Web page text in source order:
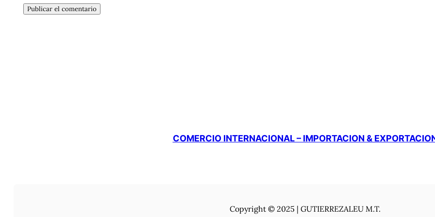
COMERCIO INTERNACIONAL – IMPORTACION &
Copyright © 2025 | GUTIERREZALEU M.T.